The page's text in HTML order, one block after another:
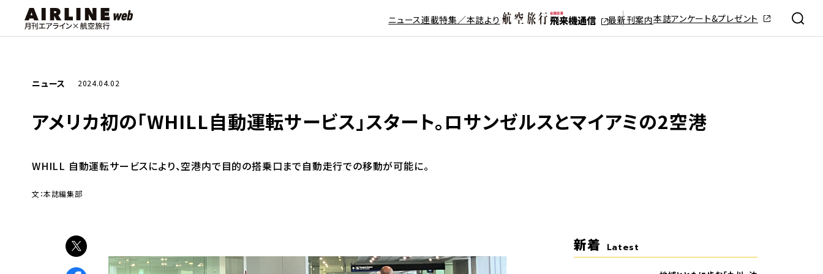
ニュース連載特集／本誌より 最新刊案内本誌アンケート&プレゼント
ニュース 2024.04.02
アメリカ初の「WHILL自動運転サービス」スタート。ロサンゼルスとマイアミの2空港
WHILL 自動運転サービスにより、空港内で目的の搭乗口まで自動走行での移動が可能に。
文：本誌編集部
新着 Latest